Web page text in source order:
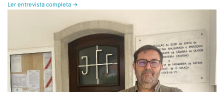
Ler entrevista completa →